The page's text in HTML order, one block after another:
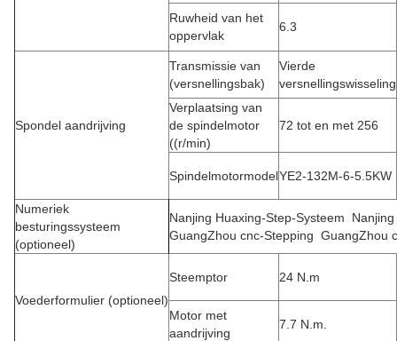
Ruwheid van het
oppervlak
6.3
Spondel aandrijving
Transmissie van
(versnellingsbak)
Vierde
versnellingswisseling
Verplaatsing van
de spindelmotor
((r/min)
72 tot en met 256
SpindelmotormodelYE2-132M-6-5.5KW
Numeriek
besturingssysteem
(optioneel)
Nanjing Huaxing-Step-Systeem
GuangZhou cnc-Stepping GuangZhou
Voederformulier (optioneel)
Steemptor 24 N.m
Motor met
aandrijving
7.7 N.m.